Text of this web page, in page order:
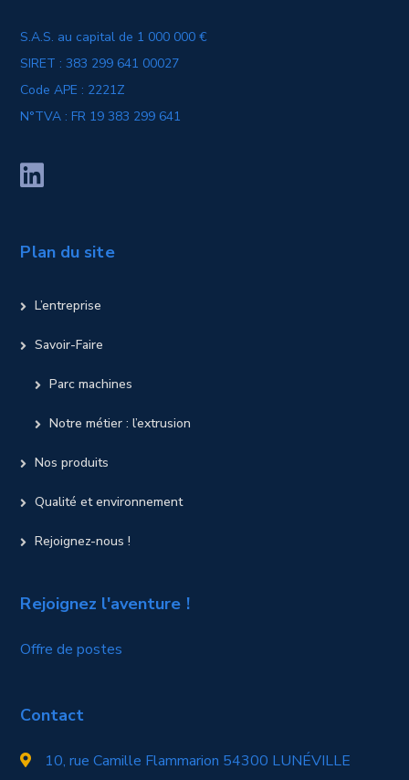
S.A.S. au capital de 1 000 000 €
SIRET : 383 299 641 00027
Code APE : 2221Z
N°TVA : FR 19 383 299 641
Plan du site
L’entreprise
Savoir-Faire
Parc machines
Notre métier : l’extrusion
Nos produits
Qualité et environnement
Rejoignez-nous !
Rejoignez l'aventure !
Offre de postes
Contact
10, rue Camille Flammarion 54300 LUNÉVILLE